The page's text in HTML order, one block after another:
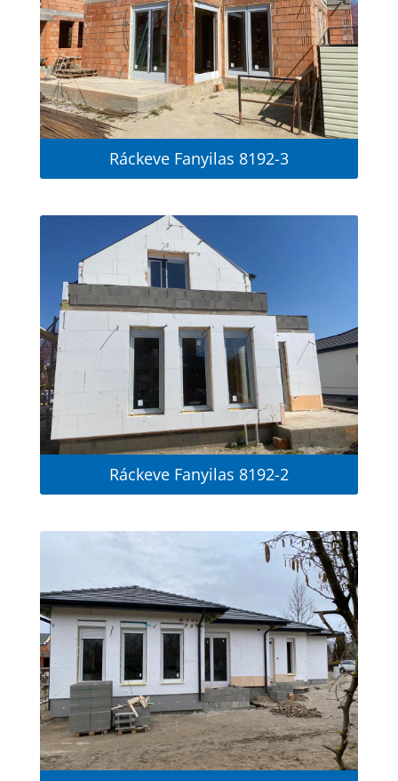
Ráckeve Fanyilas 8192-3
Ráckeve Fanyilas 8192-2